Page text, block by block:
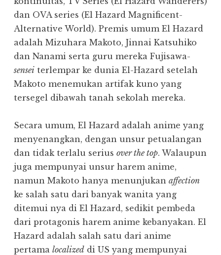
dan OVA series (El Hazard Magnificent-
Alternative World). Premis umum El Hazard
adalah Mizuhara Makoto, Jinnai Katsuhiko
dan Nanami serta guru mereka Fujisawa-
sensei terlempar ke dunia El-Hazard setelah
Makoto menemukan artifak kuno yang
tersegel dibawah tanah sekolah mereka.
Secara umum, El Hazard adalah anime yang
menyenangkan, dengan unsur petualangan
dan tidak terlalu serius over the top. Walaupun
juga mempunyai unsur harem anime,
namun Makoto hanya menunjukan affection
ke salah satu dari banyak wanita yang
ditemui nya di El Hazard, sedikit pembeda
dari protagonis harem anime kebanyakan. El
Hazard adalah salah satu dari anime
pertama localized di US yang mempunyai